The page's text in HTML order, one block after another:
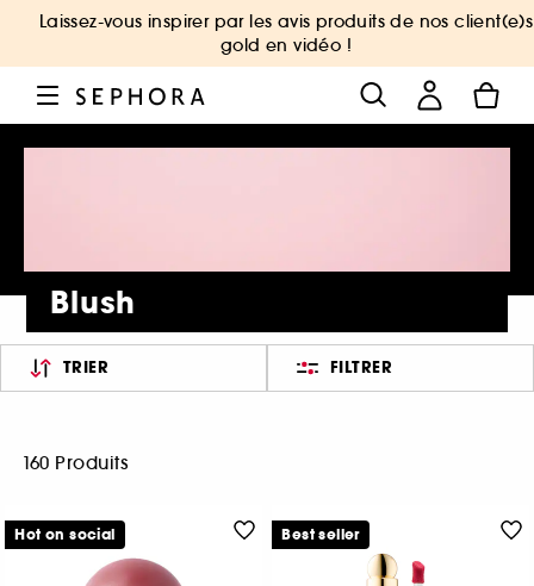
Laissez-vous inspirer par les avis produits de nos client(e)s
gold en vidéo !
Blush
TRIER FILTRER
160 Produits
Hot on social Best seller